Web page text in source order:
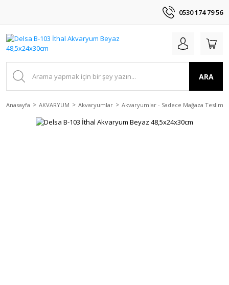
0530 174 79 56
ARA
Anasayfa AKVARYUM Akvaryumlar Akvaryumlar - Sadece Mağaza Teslim